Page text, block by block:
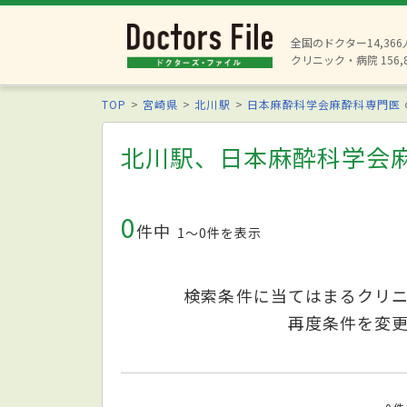
全国のドクター14,366
クリニック・病院
TOP 宮崎県 北川駅 日本麻酔科学会麻酔科専門医
北川駅、日本麻酔科学会
0件中 1〜0件を表示
検索条件に当てはまるクリ
再度条件を変